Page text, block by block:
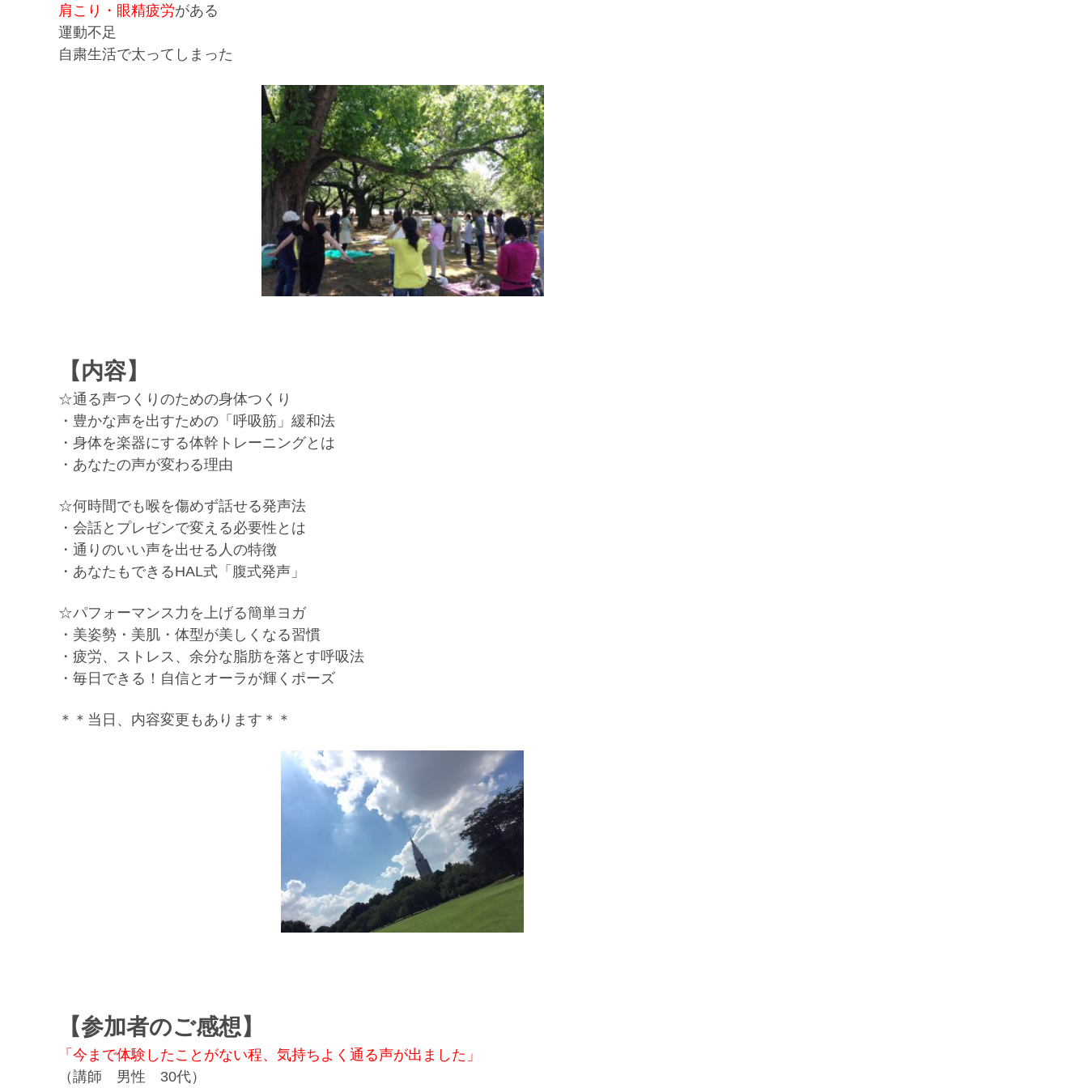
肩こり・眼精疲労がある
運動不足
自粛生活で太ってしまった
【内容】
☆通る声つくりのための身体つくり
・豊かな声を出すための「呼吸筋」緩和法
・身体を楽器にする体幹トレーニングとは
・あなたの声が変わる理由
☆何時間でも喉を傷めず話せる発声法
・会話とプレゼンで変える必要性とは
・通りのいい声を出せる人の特徴
・あなたもできるHAL式「腹式発声」
☆パフォーマンス力を上げる簡単ヨガ
・美姿勢・美肌・体型が美しくなる習慣
・疲労、ストレス、余分な脂肪を落とす呼吸法
・毎日できる！自信とオーラが輝くポーズ
＊＊当日、内容変更もあります＊＊
【参加者のご感想】
「今まで体験したことがない程、気持ちよく通る声が出ました」
（講師 男性 30代）